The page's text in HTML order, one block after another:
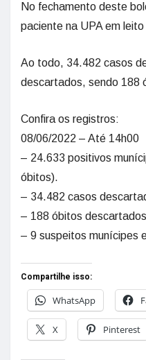
No fechamento deste
paciente na UPA em
Ao todo, 34.482 casos
descartados, sendo 188
Confira os registros:
08/06/2022 –
– 24.633 positivos
óbitos).
– 34.482 casos
– 188 óbitos
– 9 suspeitos munícipes
Compartilhe isso:
WhatsApp
X Pinterest